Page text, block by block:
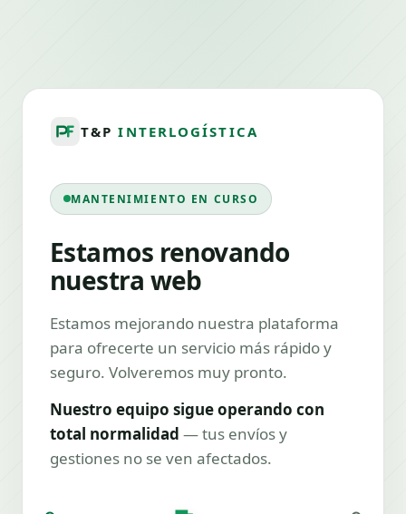
T&PINTERLOGÍSTICA
MANTENIMIENTO EN CURSO
Estamos renovando
nuestra web
Estamos mejorando nuestra plataforma
para ofrecerte un servicio más rápido y
seguro. Volveremos muy pronto.
Nuestro equipo sigue operando con
total normalidad — tus envíos y
gestiones no se ven afectados.